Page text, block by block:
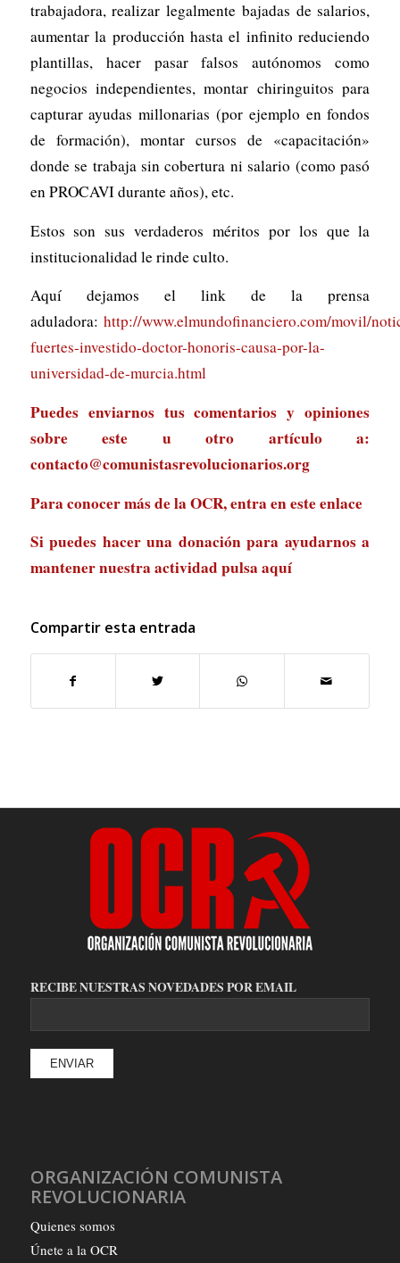
trabajadora, realizar legalmente bajadas de salarios,
aumentar la producción hasta el infinito reduciendo
plantillas, hacer pasar falsos autónomos como
negocios independientes, montar chiringuitos para
capturar ayudas millonarias (por ejemplo en fondos
de formación), montar cursos de «capacitación»
donde se trabaja sin cobertura ni salario (como pasó
en PROCAVI durante años), etc.
Estos son sus verdaderos méritos por los que la
institucionalidad le rinde culto.
Aquí dejamos el link de la prensa
aduladora: http://www.elmundofinanciero.com/movil/
fuertes-investido-doctor-honoris-causa-por-la-
universidad-de-murcia.html
Puedes enviarnos tus comentarios y opiniones
sobre este u otro artículo a:
contacto@comunistasrevolucionarios.org
Para conocer más de la OCR, entra eneste enlace
Si puedes hacer una donación para ayudarnos a
mantener nuestra actividad pulsa aquí
Compartir esta entrada
RECIBE NUESTRAS NOVEDADES POR EMAIL
ORGANIZACIÓN COMUNISTA
REVOLUCIONARIA
Quienes somos
Únete a la OCR